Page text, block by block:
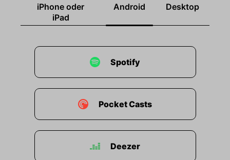
iPhone oder
iPad
Android Desktop
Spotify
Pocket Casts
Deezer